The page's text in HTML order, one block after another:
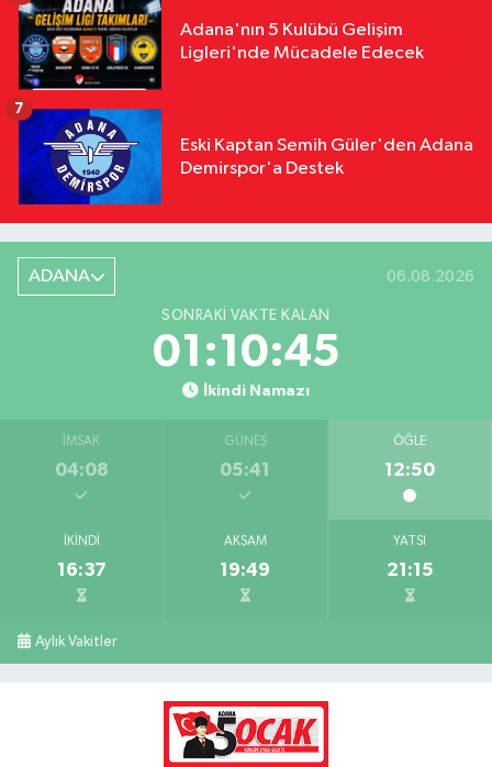
Adana'nın 5 Kulübü Gelişim
Ligleri'nde Mücadele Edecek
Eski Kaptan Semih Güler'den Adana
Demirspor'a Destek
7
ADANA 06.08.2026
SONRAKI VAKTE KALAN
01:10:44
İkindi Namazı
İMSAK
04:08
GÜNEŞ
05:41
ÖĞLE
12:50
İKINDI
16:37
AKŞAM
19:49
YATSI
21:15
Aylık Vakitler